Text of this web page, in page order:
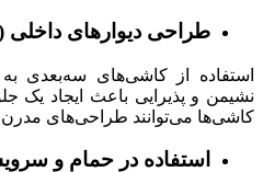
طراحی دیوارهای داخلی
استفاده از کاشی‌های سه‌بعدی
نشیمن و پذیرایی باعث ایجاد
کاشی‌ها می‌توانند طراحی‌های مدرن
استفاده در حمام و